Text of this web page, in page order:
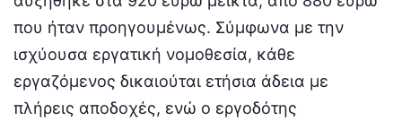
που ήταν προηγουμένως. Σύμφωνα με την
ισχύουσα εργατική νομοθεσία, κάθε
εργαζόμενος δικαιούται ετήσια άδεια με
πλήρεις αποδοχές, ενώ ο εργοδότης